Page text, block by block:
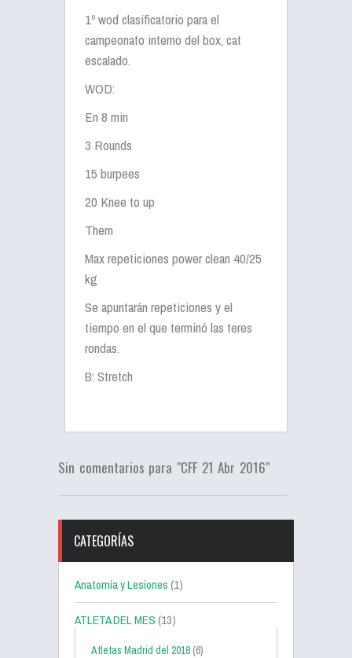
1º wod clasificatorio para el
campeonato interno del box, cat
escalado.
WOD:
En 8 min
3 Rounds
15 burpees
20 Knee to up
Them
Max repeticiones power clean 40/25
kg
Se apuntarán repeticiones y el
tiempo en el que terminó las teres
rondas.
B: Stretch
Sin comentarios para "CFF 21 Abr 2016"
CATEGORÍAS
Anatomía y Lesiones(1)
ATLETA DEL MES(13)
Atletas Madrid del 2018 (6)